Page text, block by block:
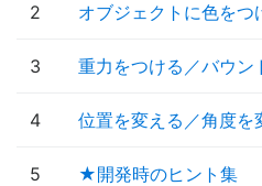
2 オブジェクトに色をつ
3 重力をつける／バウン
4 位置を変える／角度を
5 ★開発時のヒント集